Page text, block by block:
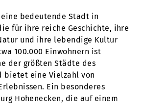
bedeutende Stadt in
für ihre reiche Geschichte, ihre
und ihre lebendige Kultur
100.000 Einwohnern ist
der größten Städte des
bietet eine Vielzahl von
Ein besonderes
Hohenecken, die auf einem